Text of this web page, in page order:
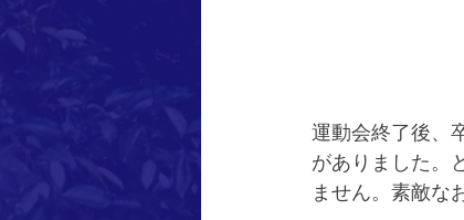
運動会終了後、
がありました。
ません。素敵な